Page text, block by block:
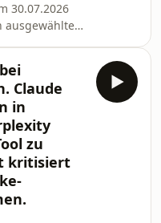
30.07.2026
ausgewählten
Watch
Alternative-
Watch-
Claude
in
zu
kritisiert